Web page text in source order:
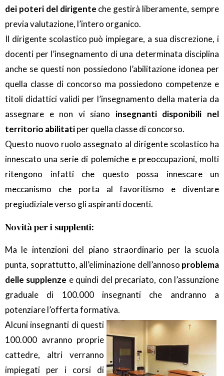
dei poteri del dirigente che gestirà liberamente, sempre
previa valutazione, l’intero organico.
Il dirigente scolastico può impiegare, a sua discrezione, i
docenti per l’insegnamento di una determinata disciplina
anche se questi non possiedono l’abilitazione idonea per
quella classe di concorso ma possiedono competenze e
titoli didattici validi per l’insegnamento della materia da
assegnare e non vi siano insegnanti disponibili nel
territorio abilitatiper quella classe di concorso.
Questo nuovo ruolo assegnato al dirigente scolastico ha
innescato una serie di polemiche e preoccupazioni, molti
ritengono infatti che questo possa innescare un
meccanismo che porta al favoritismo e diventare
pregiudiziale verso gli aspiranti docenti.
Novità per i supplenti:
Ma le intenzioni del piano straordinario per la scuola
punta, soprattutto, all’eliminazione dell’annoso problema
delle supplenze e quindi del precariato, con l’assunzione
graduale di 100.000 insegnanti che andranno a
potenziare l’offerta formativa.
Alcuni insegnanti di questi
100.000 avranno proprie
cattedre, altri verranno
impiegati per i corsi di